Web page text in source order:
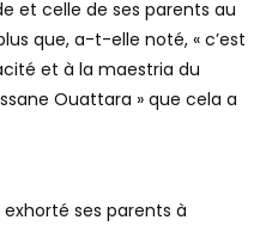
et celle de ses parents au
que, a-t-elle noté, « c’est
et à la maestria du
Ouattara » que cela a
exhorté ses parents à